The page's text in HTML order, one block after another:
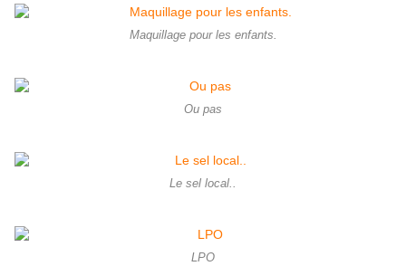
Maquillage pour les enfants.
Ou pas
Le sel local..
LPO